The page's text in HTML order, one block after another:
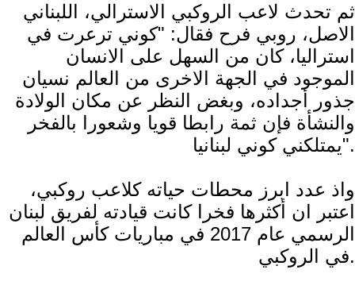
ثم تحدث لاعب الروكبي الاسترالي، اللبناني
الاصل، روبي فرح فقال: "كوني ترعرت في
استراليا، كان من السهل على الانسان
الموجود في الجهة الاخرى من العالم نسيان
جذور أجداده، وبغض النظر عن مكان الولادة
والنشأة فإن ثمة رابطا قويا وشعورا بالفخر
يمتلكني كوني لبنانيا".
واذ عدد ابرز محطات حياته كلاعب روكبي،
اعتبر ان أكثرها فخرا كانت قيادته لفريق لبنان
الرسمي عام 2017 في مباريات كأس العالم
في الروكبي.